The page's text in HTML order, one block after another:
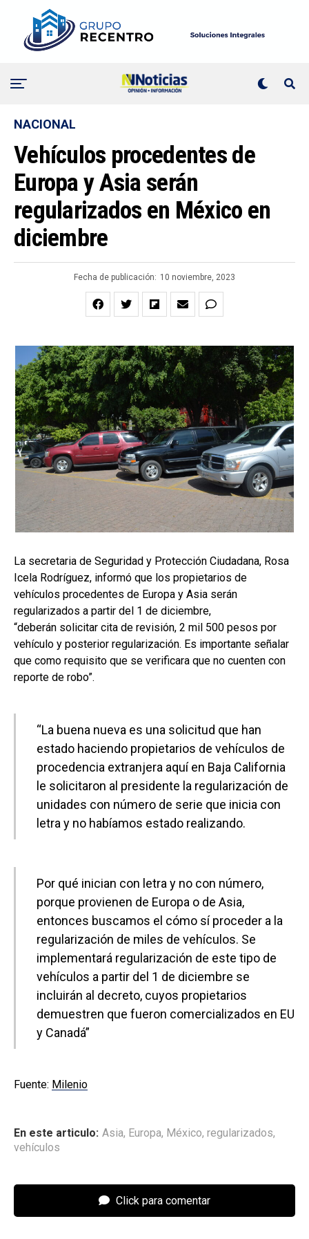
NACIONAL
Vehículos procedentes de
Europa y Asia serán
regularizados en México en
diciembre
Fecha de publicación: 10 noviembre, 2023
La secretaria de Seguridad y Protección Ciudadana, Rosa
Icela Rodríguez, informó que los propietarios de
vehículos procedentes de Europa y Asia serán
regularizados a partir del 1 de diciembre,
“deberán solicitar cita de revisión, 2 mil 500 pesos por
vehículo y posterior regularización. Es importante señalar
que como requisito que se verificara que no cuenten con
reporte de robo”.
“La buena nueva es una solicitud que han
estado haciendo propietarios de vehículos de
procedencia extranjera aquí en Baja California
le solicitaron al presidente la regularización de
unidades con número de serie que inicia con
letra y no habíamos estado realizando.
Por qué inician con letra y no con número,
porque provienen de Europa o de Asia,
entonces buscamos el cómo sí proceder a la
regularización de miles de vehículos. Se
implementará regularización de este tipo de
vehículos a partir del 1 de diciembre se
incluirán al decreto, cuyos propietarios
demuestren que fueron comercializados en EU
y Canadá”
Fuente: Milenio
En este articulo: Asia, Europa, México, regularizados,
vehículos
Click para comentar